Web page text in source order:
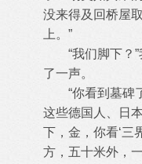
没来得及回桥屋
上。”
“我们脚下？”
了一声。
“你看到墓碑了
这些德国人、日
下，金，你看‘三
方，五十米外，